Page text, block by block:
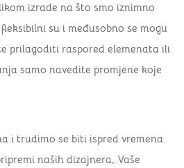
izrade na što smo iznimno
su i međusobno se mogu
prilagoditi raspored elemenata ili
samo navedite promjene koje
i trudimo se biti ispred vremena.
naših dizajnera, Vaše